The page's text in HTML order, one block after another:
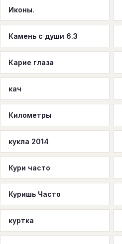
Иконы.
Камень с души 6.3
Карие глаза
кач
Километры
кукла 2014
Кури часто
Куришь Часто
куртка